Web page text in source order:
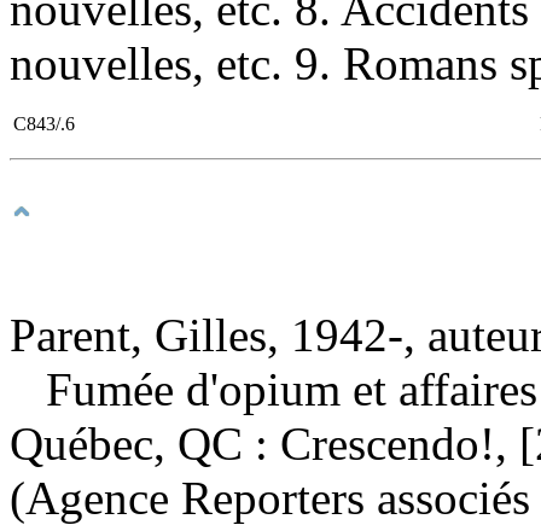
nouvelles, etc. 9. Romans
C843/.6
Parent, Gilles, 1942-,
Fumée d'opium et
Québec, QC :
(Agence Reporters